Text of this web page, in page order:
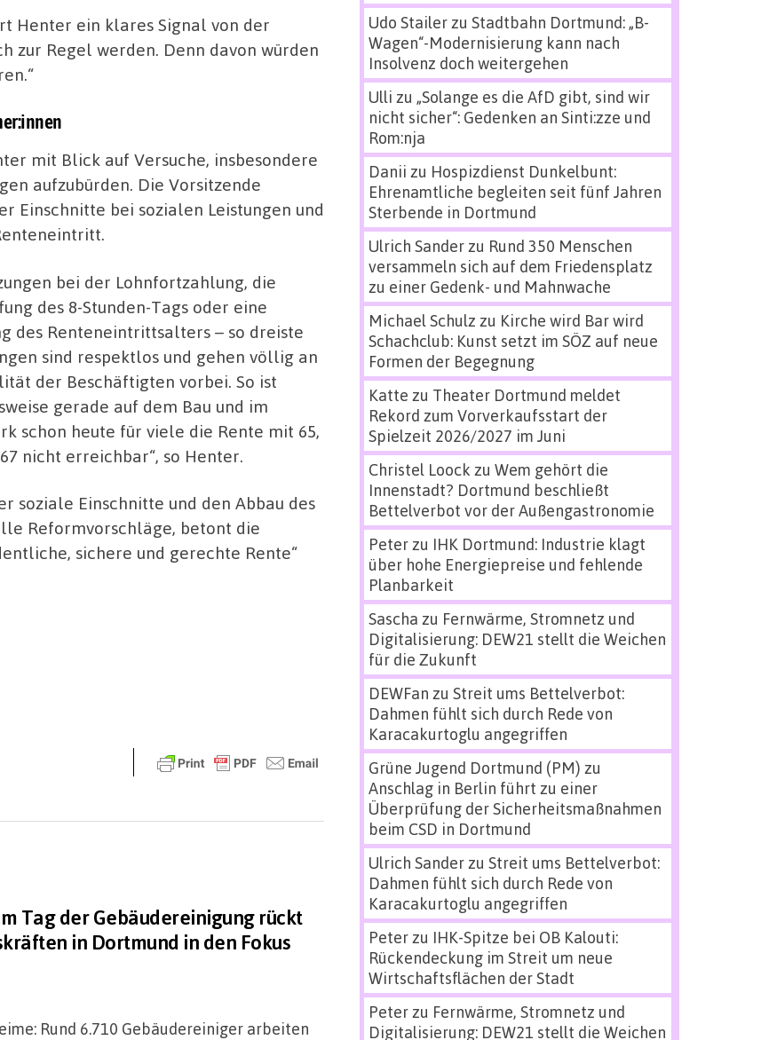
Henter ein klares Signal von der
zur Regel werden. Denn davon würden
mit Blick auf Versuche, insbesondere
aufzubürden. Die Vorsitzende
Einschnitte bei sozialen Leistungen und
bei der Lohnfortzahlung, die
des 8-Stunden-Tags oder eine
des Renteneintrittsalters – so dreiste
sind respektlos und gehen völlig an
der Beschäftigten vorbei. So ist
gerade auf dem Bau und im
schon heute für viele die Rente mit 65,
nicht erreichbar“, so Henter.
soziale Einschnitte und den Abbau des
Reformvorschläge, betont die
sichere und gerechte Rente“
Tag der Gebäudereinigung rückt
in Dortmund in den Fokus
Rund 6.710 Gebäudereiniger arbeiten
Udo Stailerzu Stadtbahn Dortmund: „B-
Wagen“-Modernisierung kann nach
Insolvenz doch weitergehen
Ulli zu „Solange es die AfD gibt, sind wir
nicht sicher“: Gedenken an Sinti:zze und
Rom:nja
Danii zu Hospizdienst Dunkelbunt:
Ehrenamtliche begleiten seit fünf Jahren
Sterbende in Dortmund
Ulrich Sanderzu Rund 350 Menschen
versammeln sich auf dem Friedensplatz
zu einer Gedenk- und Mahnwache
Michael Schulz zu Kirche wird Bar wird
Schachclub: Kunst setzt im SÖZ auf neue
Formen der Begegnung
Katte zu Theater Dortmund meldet
Rekord zum Vorverkaufsstart der
Spielzeit 2026/2027 im Juni
Christel Loock zu Wem gehört die
Innenstadt? Dortmund beschließt
Bettelverbot vor der Außengastronomie
Peterzu IHK Dortmund: Industrie klagt
über hohe Energiepreise und fehlende
Planbarkeit
Sascha zu Fernwärme, Stromnetz und
Digitalisierung: DEW21 stellt die Weichen
für die Zukunft
DEWFan zu Streit ums Bettelverbot:
Dahmen fühlt sich durch Rede von
Karacakurtoglu angegriffen
Grüne Jugend Dortmund (PM) zu
Anschlag in Berlin führt zu einer
Überprüfung der Sicherheitsmaßnahmen
beim CSD in Dortmund
Ulrich Sanderzu Streit ums Bettelverbot:
Dahmen fühlt sich durch Rede von
Karacakurtoglu angegriffen
Peterzu IHK-Spitze bei OB Kalouti:
Rückendeckung im Streit um neue
Wirtschaftsflächen der Stadt
Peterzu Fernwärme, Stromnetz und
Digitalisierung: DEW21 stellt die Weichen